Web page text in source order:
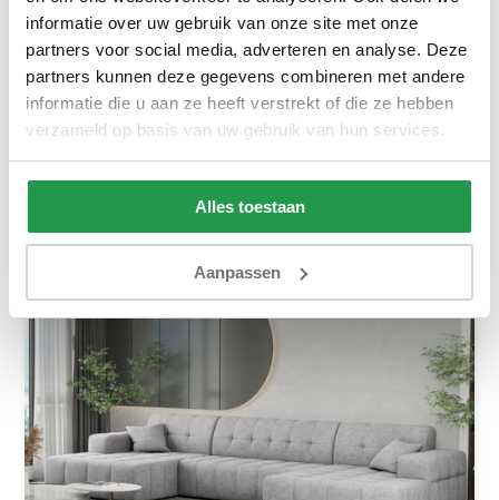
informatie over uw gebruik van onze site met onze
partners voor social media, adverteren en analyse. Deze
partners kunnen deze gegevens combineren met andere
informatie die u aan ze heeft verstrekt of die ze hebben
verzameld op basis van uw gebruik van hun services.
Alles toestaan
Aanpassen
Hoekbank Basel
Ca. 4 tot 6 weken
1.519,- 1.059,-